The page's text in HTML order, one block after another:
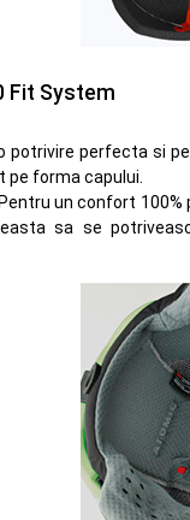
Fit System
potrivire perfecta si
forma capului.
un confort
sa se